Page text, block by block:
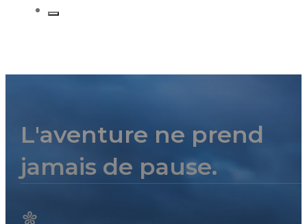
L'aventure ne prend
jamais de pause.